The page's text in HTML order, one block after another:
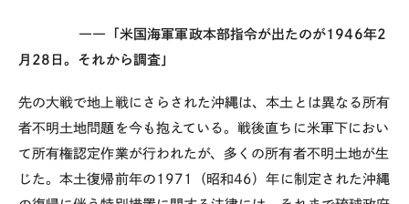
――「米国海軍軍政本部指令が出たのが1946年2
月28日。それから調査」
先の大戦で地上戦にさらされた沖縄は、本土とは異なる所有
者不明土地問題を今も抱えている。戦後直ちに米軍下におい
て所有権認定作業が行われたが、多くの所有者不明土地が生
じた。本土復帰前年の1971（昭和46）年に制定された沖縄